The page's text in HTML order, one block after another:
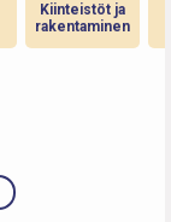
Kiinteistöt ja
rakentaminen